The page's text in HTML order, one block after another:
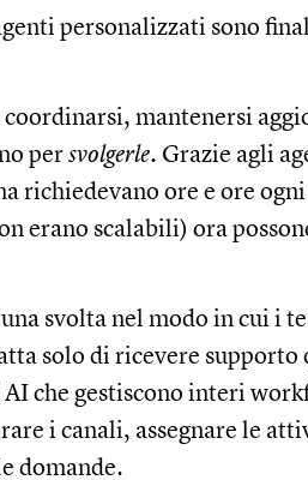
personalizzati sono
mantenersi
persvolgerle. Grazie agli
richiedevano ore e ore
erano scalabili) ora
svolta nel modo in cui i
solo di ricevere supporto
che gestiscono interi
i canali, assegnare le
domande.